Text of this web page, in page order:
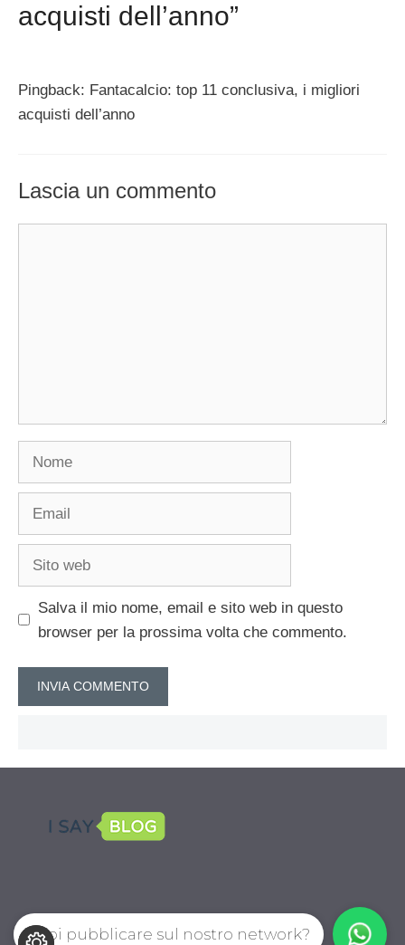
acquisti dell’anno”
Pingback: Fantacalcio: top 11 conclusiva, i migliori
acquisti dell’anno
Lascia un commento
Nome
Email
Sito
Salva il mio nome, email e sito web in questo
browser per la prossima volta che commento.
Vuoi pubblicare sul nostro network?